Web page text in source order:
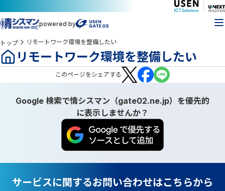
powered by
トップ リモートワーク環境を整備したい
リモートワーク環境を整備したい
このページをシェアする
Google 検索で情シスマン（gate02.ne.jp）を優先的
に表示しませんか？
サービスに関するお問い合わせはこちらから